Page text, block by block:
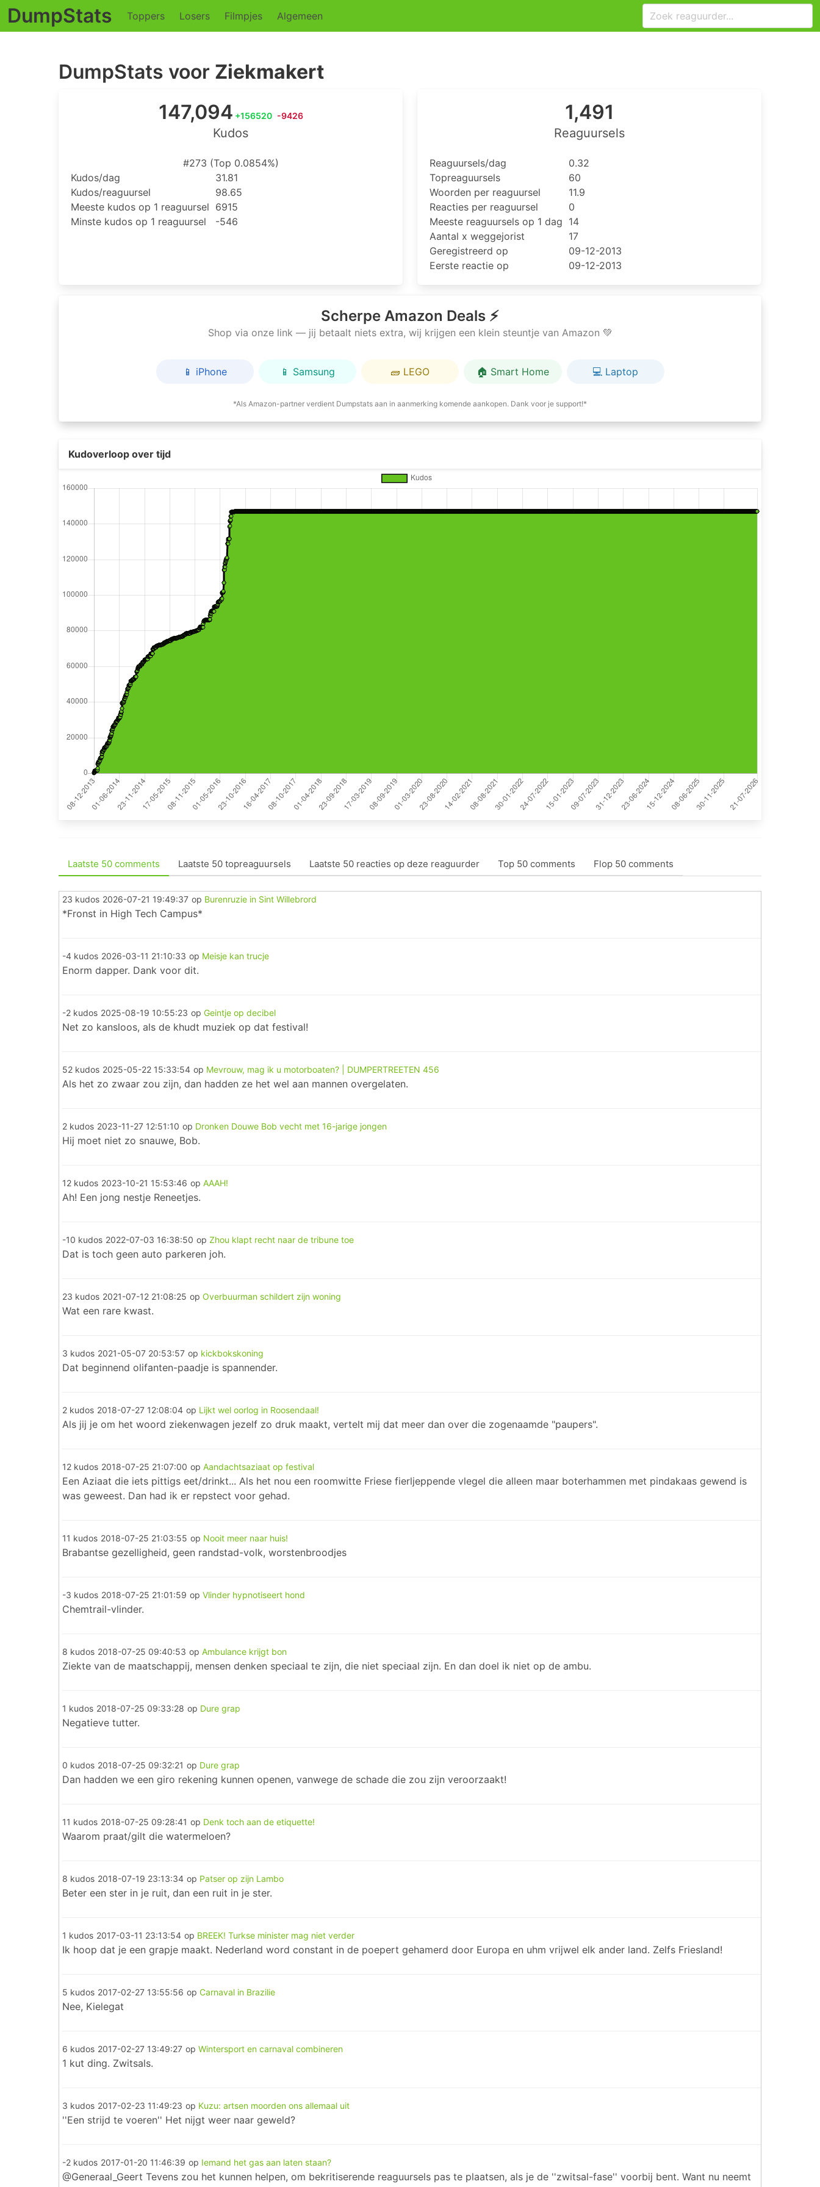
DumpStats Toppers Losers Filmpjes Algemeen
DumpStats voor Ziekmakert
147,094 +156520 -9426
Kudos
#273 (Top 0.0854%)
Kudos/dag
31.81
Kudos/reaguursel
98.65
Meeste kudos op 1 reaguursel 6915
Minste kudos op 1 reaguursel
-546
1,491
Reaguursels
Reaguursels/dag
0.32
Topreaguursels
60
Woorden per reaguursel
11.9
Reacties per reaguursel
0
Meeste reaguursels op 1 dag 14
Aantal x weggejorist
17
Geregistreerd op
09-12-2013
Eerste reactie op
09-12-2013
Scherpe Amazon Deals ⚡
Shop via onze link — jij betaalt niets extra, wij krijgen een klein steuntje van Amazon 💚
📱 iPhone 📱 Samsung 🧱 LEGO 🏠 Smart Home 💻 Laptop
*Als Amazon-partner verdient Dumpstats aan in aanmerking komende aankopen. Dank voor je support!*
Kudoverloop over tijd
Laatste 50 comments Laatste 50 topreaguursels Laatste 50 reacties op deze reaguurder Top 50 comments Flop 50 comments
23 kudos 2026-07-21 19:49:37 op Burenruzie in Sint Willebrord
*Fronst in High Tech Campus*
-4 kudos 2026-03-11 21:10:33 op Meisje kan trucje
Enorm dapper. Dank voor dit.
-2 kudos 2025-08-19 10:55:23 op Geintje op decibel
Net zo kansloos, als de khudt muziek op dat festival!
52 kudos 2025-05-22 15:33:54 op Mevrouw, mag ik u motorboaten? | DUMPERTREETEN 456
Als het zo zwaar zou zijn, dan hadden ze het wel aan mannen overgelaten.
2 kudos 2023-11-27 12:51:10 op Dronken Douwe Bob vecht met 16-jarige jongen
Hij moet niet zo snauwe, Bob.
12 kudos 2023-10-21 15:53:46 op AAAH!
Ah! Een jong nestje Reneetjes.
-10 kudos 2022-07-03 16:38:50 op Zhou klapt recht naar de tribune toe
Dat is toch geen auto parkeren joh.
23 kudos 2021-07-12 21:08:25 op Overbuurman schildert zijn woning
Wat een rare kwast.
3 kudos 2021-05-07 20:53:57 op kickbokskoning
Dat beginnend olifanten-paadje is spannender.
2 kudos 2018-07-27 12:08:04 op Lijkt wel oorlog in Roosendaal!
Als jij je om het woord ziekenwagen jezelf zo druk maakt, vertelt mij dat meer dan over die zogenaamde "paupers".
12 kudos 2018-07-25 21:07:00 op Aandachtsaziaat op festival
Een Aziaat die iets pittigs eet/drinkt... Als het nou een roomwitte Friese fierljeppende vlegel die alleen maar boterhammen met pindakaas gewend is
was geweest. Dan had ik er repstect voor gehad.
11 kudos 2018-07-25 21:03:55 op Nooit meer naar huis!
Brabantse gezelligheid, geen randstad-volk, worstenbroodjes
-3 kudos 2018-07-25 21:01:59 op Vlinder hypnotiseert hond
Chemtrail-vlinder.
8 kudos 2018-07-25 09:40:53 op Ambulance krijgt bon
Ziekte van de maatschappij, mensen denken speciaal te zijn, die niet speciaal zijn. En dan doel ik niet op de ambu.
1 kudos 2018-07-25 09:33:28 op Dure grap
Negatieve tutter.
0 kudos 2018-07-25 09:32:21 op Dure grap
Dan hadden we een giro rekening kunnen openen, vanwege de schade die zou zijn veroorzaakt!
11 kudos 2018-07-25 09:28:41 op Denk toch aan de etiquette!
Waarom praat/gilt die watermeloen?
8 kudos 2018-07-19 23:13:34 op Patser op zijn Lambo
Beter een ster in je ruit, dan een ruit in je ster.
1 kudos 2017-03-11 23:13:54 op BREEK! Turkse minister mag niet verder
Ik hoop dat je een grapje maakt. Nederland word constant in de poepert gehamerd door Europa en uhm vrijwel elk ander land. Zelfs Friesland!
5 kudos 2017-02-27 13:55:56 op Carnaval in Brazilie
Nee, Kielegat
6 kudos 2017-02-27 13:49:27 op Wintersport en carnaval combineren
1 kut ding. Zwitsals.
3 kudos 2017-02-23 11:49:23 op Kuzu: artsen moorden ons allemaal uit
''Een strijd te voeren'' Het nijgt weer naar geweld?
-2 kudos 2017-01-20 11:46:39 op Iemand het gas aan laten staan?
@Generaal_Geert Tevens zou het kunnen helpen, om bekritiserende reaguursels pas te plaatsen, als je de ''zwitsal-fase'' voorbij bent. Want nu neemt